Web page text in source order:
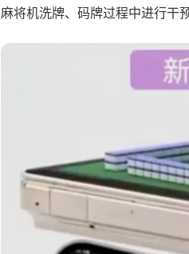
麻将机洗牌、码牌过程中进行干